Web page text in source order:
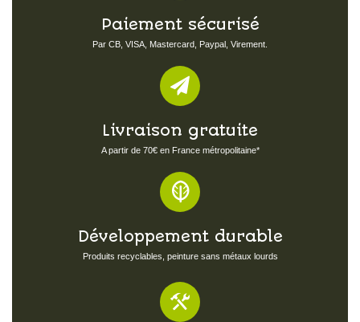
Paiement sécurisé
Par CB, VISA, Mastercard, Paypal, Virement.
Livraison gratuite
A partir de 70€ en France métropolitaine*
Développement durable
Produits recyclables, peinture sans métaux lourds